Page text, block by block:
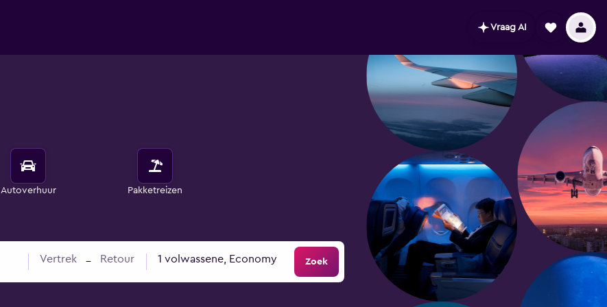
Vraag AI
Autoverhuur Pakketreizen
Vertrek – Retour 1 volwassene, Economy Zoek